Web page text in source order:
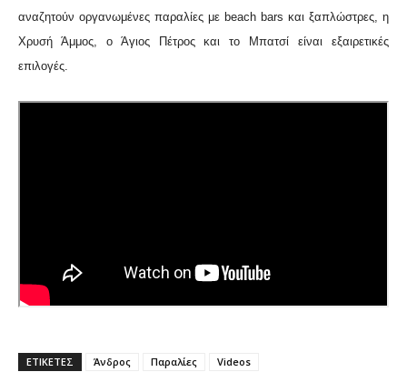
αναζητούν οργανωμένες παραλίες με beach bars και ξαπλώστρες, η
Χρυσή Άμμος, ο Άγιος Πέτρος και το Μπατσί είναι εξαιρετικές
επιλογές.
ΕΤΙΚΕΤΕΣ Άνδρος Παραλίες Videos